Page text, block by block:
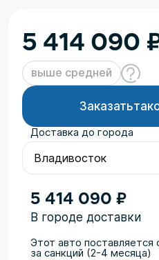
5 414 090
выше средней
Заказать
Доставка до города
5 414 090 ₽
В городе доставки
Этот авто
за санкций (2-4 месяца)